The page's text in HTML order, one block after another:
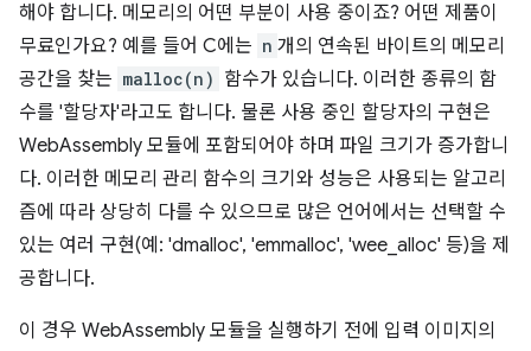
해야 합니다. 메모리의 어떤 부분이 사용 중이죠? 어떤 제품이
무료인가요? 예를 들어 C에는 n 개의 연속된 바이트의 메모리
공간을 찾는 malloc(n) 함수가 있습니다. 이러한 종류의 함
수를 '할당자'라고도 합니다. 물론 사용 중인 할당자의 구현은
WebAssembly 모듈에 포함되어야 하며 파일 크기가 증가합니
다. 이러한 메모리 관리 함수의 크기와 성능은 사용되는 알고리
즘에 따라 상당히 다를 수 있으므로 많은 언어에서는 선택할 수
있는 여러 구현(예: 'dmalloc', 'emmalloc', 'wee_alloc' 등)을 제
공합니다.
이 경우 WebAssembly 모듈을 실행하기 전에 입력 이미지의